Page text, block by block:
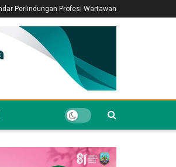
Perlindungan Profesi Wartawan